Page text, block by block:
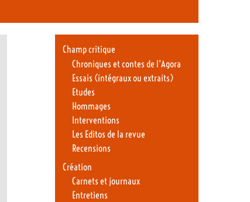
Champ critique
Chroniques et contes de l’Agora
Essais (intégraux ou extraits)
Etudes
Hommages
Interventions
Les Editos de la revue
Recensions
Création
Carnets et journaux
Entretiens